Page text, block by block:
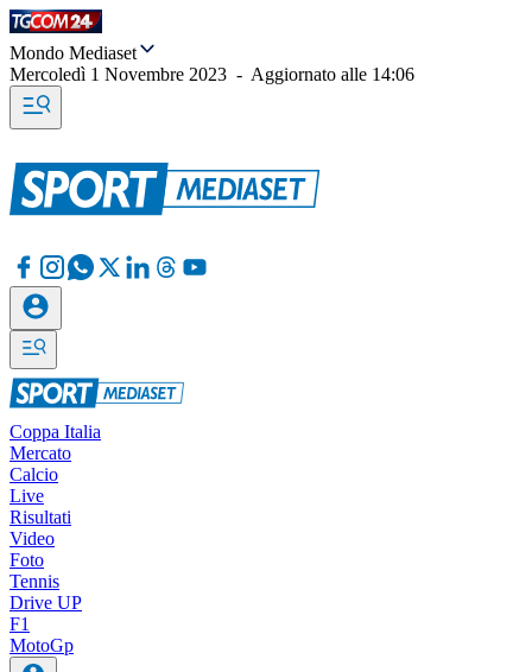
Mondo Mediaset
Mercoledì 1 Novembre 2023 - Aggiornato alle 14:06
Coppa Italia
Mercato
Calcio
Live
Risultati
Video
Foto
Tennis
Drive UP
F1
MotoGp